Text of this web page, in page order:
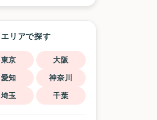
エリアで探す
東京 大阪
愛知 神奈川
埼玉 千葉